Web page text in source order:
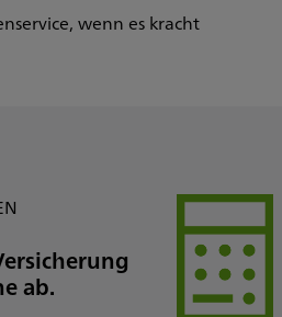
wenn es kracht
ab.